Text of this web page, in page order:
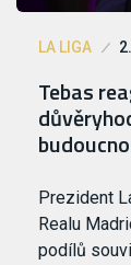
LA LIGA
Tebas
Prezident
Realu
podílů